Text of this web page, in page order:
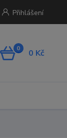
Přihlášení
0 0 Kč